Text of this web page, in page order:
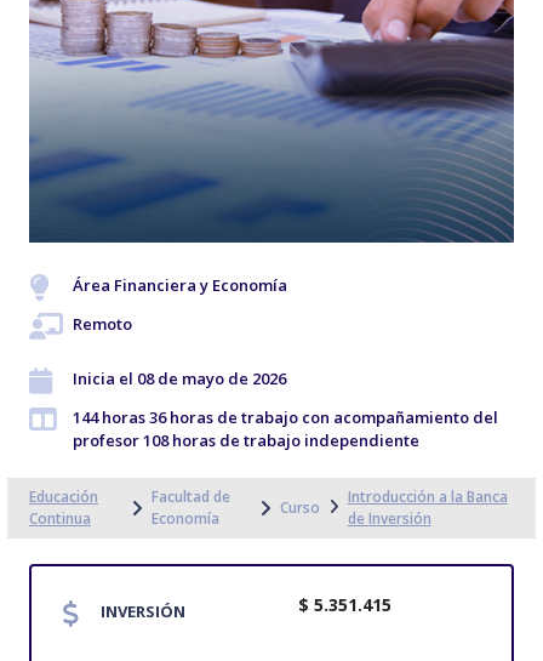
Área Financiera y Economía
Remoto
Inicia el 08 de mayo de 2026
144 horas 36 horas de trabajo con acompañamiento del
profesor 108 horas de trabajo independiente
Educación
Continua
Facultad de
Economía
Curso
Introducción a la Banca
de Inversión
INVERSIÓN $ 5.351.415